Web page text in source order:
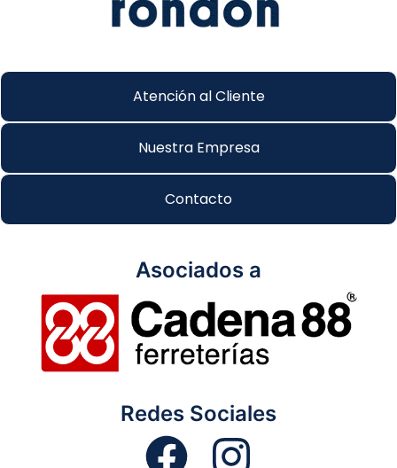
Atención al Cliente
Nuestra Empresa
Contacto
Asociados a
Redes Sociales